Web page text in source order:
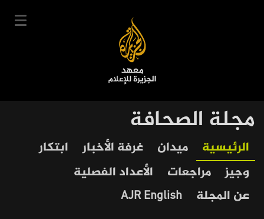
User
account
menu
Main
navigation
دوراتنا
جدول الدورات
مجلة الصحافة
Our
Journalism
الرئيسية ميدان غرفة الأخبار
ابتكار
وجيز
مراجعات
الأعداد الفصلية
عن المجلة
AJR English